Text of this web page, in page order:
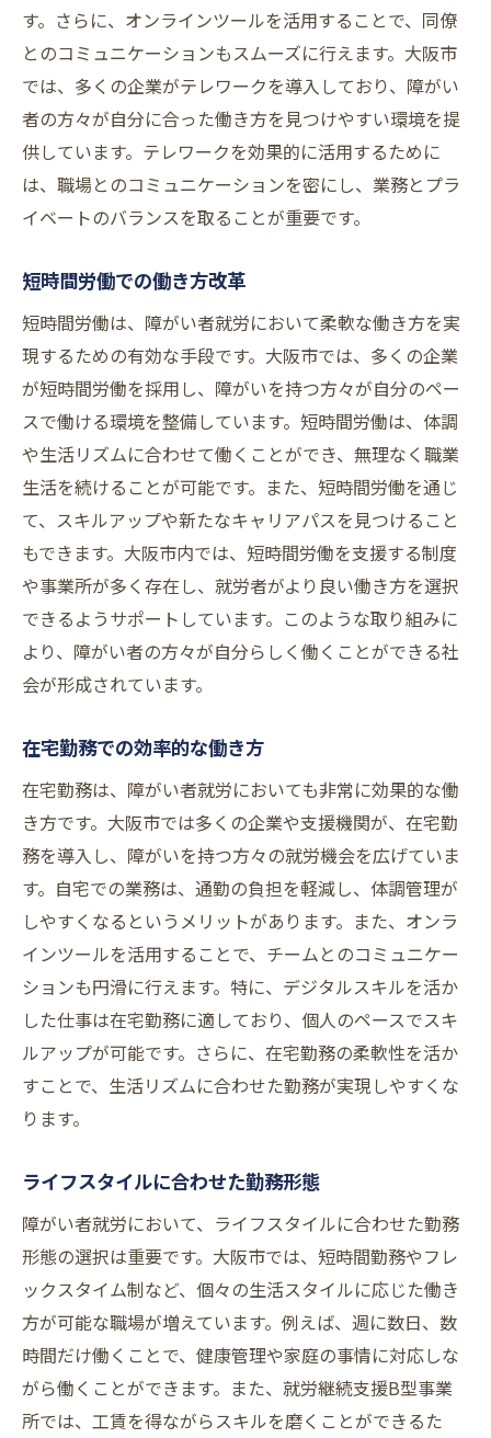
す。さらに、オンラインツールを活用することで、同僚
とのコミュニケーションもスムーズに行えます。大阪市
では、多くの企業がテレワークを導入しており、障がい
者の方々が自分に合った働き方を見つけやすい環境を提
供しています。テレワークを効果的に活用するために
は、職場とのコミュニケーションを密にし、業務とプラ
イベートのバランスを取ることが重要です。
短時間労働での働き方改革
短時間労働は、障がい者就労において柔軟な働き方を実
現するための有効な手段です。大阪市では、多くの企業
が短時間労働を採用し、障がいを持つ方々が自分のペー
スで働ける環境を整備しています。短時間労働は、体調
や生活リズムに合わせて働くことができ、無理なく職業
生活を続けることが可能です。また、短時間労働を通じ
て、スキルアップや新たなキャリアパスを見つけること
もできます。大阪市内では、短時間労働を支援する制度
や事業所が多く存在し、就労者がより良い働き方を選択
できるようサポートしています。このような取り組みに
より、障がい者の方々が自分らしく働くことができる社
会が形成されています。
在宅勤務での効率的な働き方
在宅勤務は、障がい者就労においても非常に効果的な働
き方です。大阪市では多くの企業や支援機関が、在宅勤
務を導入し、障がいを持つ方々の就労機会を広げていま
す。自宅での業務は、通勤の負担を軽減し、体調管理が
しやすくなるというメリットがあります。また、オンラ
インツールを活用することで、チームとのコミュニケー
ションも円滑に行えます。特に、デジタルスキルを活か
した仕事は在宅勤務に適しており、個人のペースでスキ
ルアップが可能です。さらに、在宅勤務の柔軟性を活か
すことで、生活リズムに合わせた勤務が実現しやすくな
ります。
ライフスタイルに合わせた勤務形態
障がい者就労において、ライフスタイルに合わせた勤務
形態の選択は重要です。大阪市では、短時間勤務やフレ
ックスタイム制など、個々の生活スタイルに応じた働き
方が可能な職場が増えています。例えば、週に数日、数
時間だけ働くことで、健康管理や家庭の事情に対応しな
がら働くことができます。また、就労継続支援B型事業
所では、工賃を得ながらスキルを磨くことができるた